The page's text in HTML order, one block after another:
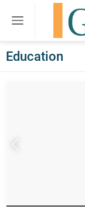
Education